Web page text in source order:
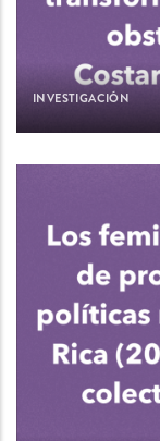
INVESTIGACIÓN